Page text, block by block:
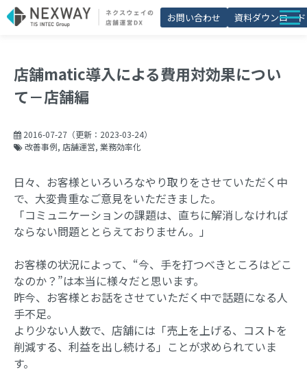
お問い合わせ 資料ダウンロード
導入事例
セミナー
お役立ち資料一覧
店舗matic導入による費用対効果につい
て－店舗編
2016-07-27 （更新： 2023-03-24）
改善事例 店舗運営 業務効率化
​​​​​​​日々、お客様といろいろなやり取りをさせていただく中
で、大変貴重なご意見をいただきました。
「コミュニケーションの課題は、直ちに解消しなければ
ならない問題ととらえておりません。」
お客様の状況によって、“今、手を打つべきところはどこ
なのか？”は本当に様々だと思います。
昨今、お客様とお話をさせていただく中で話題になる人
手不足。
より少ない人数で、店舗には「売上を上げる、コストを
削減する、利益を出し続ける」ことが求められていま
す。